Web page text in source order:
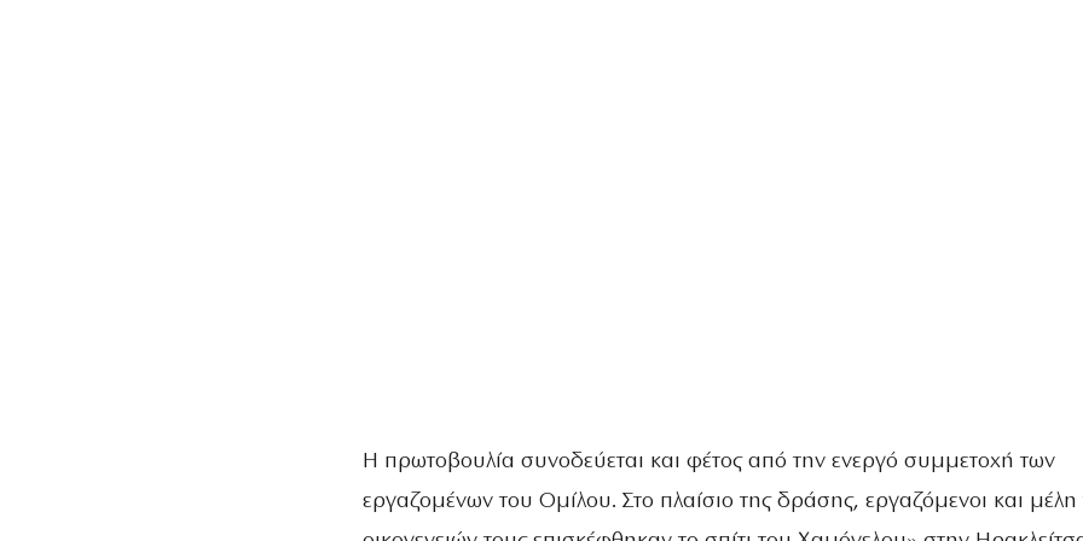
Η πρωτοβουλία συνοδεύεται και φέτος από την ενεργό συμμετοχή των
εργαζομένων του Ομίλου. Στο πλαίσιο της δράσης, εργαζόμενοι και μέλη